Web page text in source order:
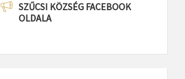
SZŰCSI KÖZSÉG FACEBOOK
OLDALA